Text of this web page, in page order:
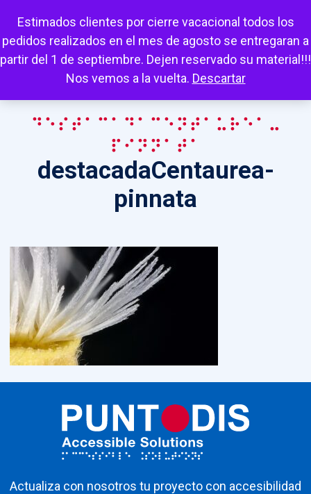
Estimados clientes por cierre vacacional todos los
pedidos realizados en el mes de agosto se entregaran a
partir del 1 de septiembre. Dejen reservado su material!!!
Nos vemos a la vuelta. Descartar
Mi cuenta Carrito Favoritos Escuchar
destacadaCentaurea-
pinnata
destacadaCentaurea-
pinnata
Actualiza con nosotros tu proyecto con accesibilidad